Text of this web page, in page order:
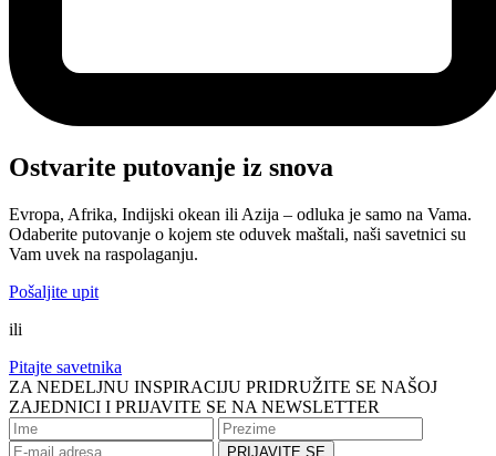
Ostvarite putovanje iz snova
Evropa, Afrika, Indijski okean ili Azija – odluka je samo na Vama.
Odaberite putovanje o kojem ste oduvek maštali, naši savetnici su
Vam uvek na raspolaganju.
Pošaljite upit
ili
Pitajte savetnika
ZA NEDELJNU INSPIRACIJU PRIDRUŽITE SE NAŠOJ
ZAJEDNICI I PRIJAVITE SE NA NEWSLETTER